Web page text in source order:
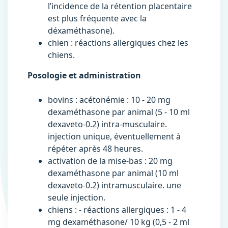
l’incidence de la rétention placentaire
est plus fréquente avec la
déxaméthasone).
chien : réactions allergiques chez les
chiens.
Posologie et administration
bovins : acétonémie : 10 - 20 mg
dexaméthasone par animal (5 - 10 ml
dexaveto-0.2) intra-musculaire.
injection unique, éventuellement à
répéter après 48 heures.
activation de la mise-bas : 20 mg
dexaméthasone par animal (10 ml
dexaveto-0.2) intramusculaire. une
seule injection.
chiens : - réactions allergiques : 1 - 4
mg dexaméthasone/ 10 kg (0,5 - 2 ml